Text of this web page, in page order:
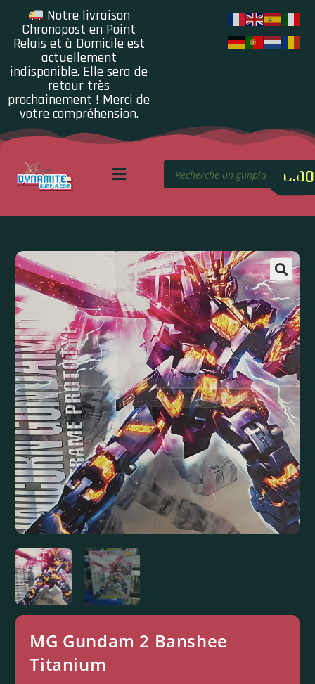
Notre livraison
Chronopost en Point
Relais et à Domicile est
actuellement
indisponible. Elle sera de
retour très
prochainement ! Merci de
votre compréhension.
0.00
MG Gundam 2 Banshee
Titanium